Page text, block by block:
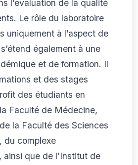
l’évaluation de la qualité
Le rôle du laboratoire
uniquement à l’aspect de
également à une
et de formation. Il
et des stages
des étudiants en
Faculté de Médecine,
la Faculté des Sciences
du complexe
ainsi que de l’Institut de